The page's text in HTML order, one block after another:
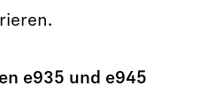
e935 und e945